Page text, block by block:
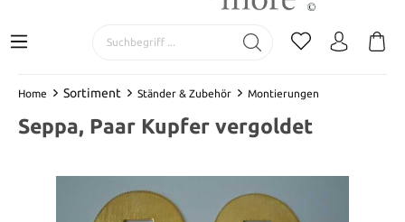
Home Sortiment Ständer & Zubehör Montierungen
Seppa, Paar Kupfer vergoldet